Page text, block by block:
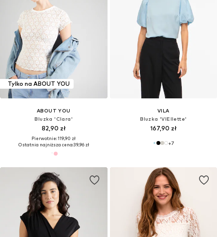
Tylko na ABOUT YOU
ABOUT YOU
Bluzka 'Clara'
82,90 zł
Pierwotnie: 119,90 zł
Ostatnia najniższa cena:39,96 zł
VILA
Bluzka 'VIEllette'
167,90 zł
+7